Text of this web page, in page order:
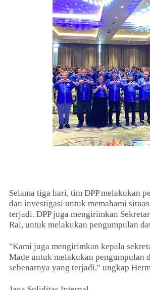
Selama tiga hari, tim DPP melakukan
dan investigasi untuk memahami
terjadi. DPP juga mengirimkan
Rai, untuk melakukan pengumpulan
"Kami juga mengirimkan kepala
Made untuk melakukan pengumpulan
sebenarnya yang terjadi," ungkap